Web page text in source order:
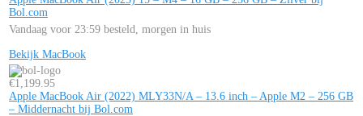
Bol.com
Vandaag voor 23:59 besteld, morgen in huis
Bekijk MacBook
€1,199.95
Apple MacBook Air (2022) MLY33N/A – 13.6 inch – Apple M2 – 256 GB
– Middernacht bij Bol.com